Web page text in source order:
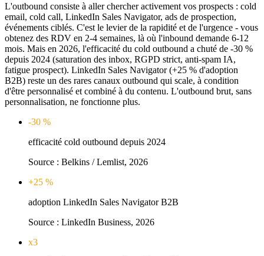
L'outbound consiste à aller chercher activement vos prospects : cold
email, cold call, LinkedIn Sales Navigator, ads de prospection,
événements ciblés. C'est le levier de la rapidité et de l'urgence - vous
obtenez des RDV en 2-4 semaines, là où l'inbound demande 6-12
mois. Mais en 2026, l'efficacité du cold outbound a chuté de -30 %
depuis 2024 (saturation des inbox, RGPD strict, anti-spam IA,
fatigue prospect). LinkedIn Sales Navigator (+25 % d'adoption
B2B) reste un des rares canaux outbound qui scale, à condition
d'être personnalisé et combiné à du contenu. L'outbound brut, sans
personnalisation, ne fonctionne plus.
-30 %
efficacité cold outbound depuis 2024
Source : Belkins / Lemlist, 2026
+25 %
adoption LinkedIn Sales Navigator B2B
Source : LinkedIn Business, 2026
x3